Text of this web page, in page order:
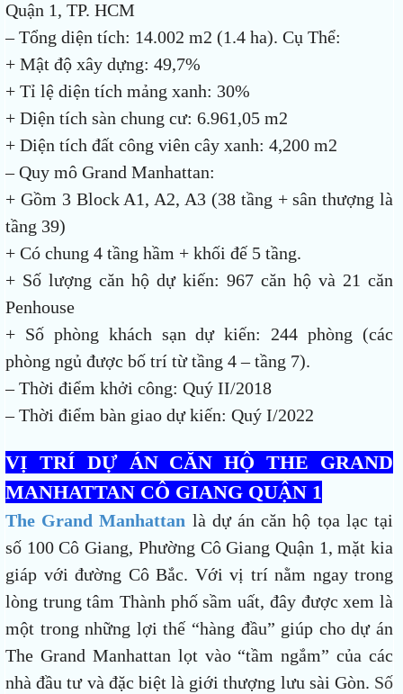
Quận 1, TP. HCM
– Tổng diện tích: 14.002 m2 (1.4 ha). Cụ Thể:
+ Mật độ xây dựng: 49,7%
+ Tỉ lệ diện tích mảng xanh: 30%
+ Diện tích sàn chung cư: 6.961,05 m2
+ Diện tích đất công viên cây xanh: 4,200 m2
– Quy mô Grand Manhattan:
+ Gồm 3 Block A1, A2, A3 (38 tầng + sân thượng là
tầng 39)
+ Có chung 4 tầng hầm + khối đế 5 tầng.
+ Số lượng căn hộ dự kiến: 967 căn hộ và 21 căn
Penhouse
+ Số phòng khách sạn dự kiến: 244 phòng (các
phòng ngủ được bố trí từ tầng 4 – tầng 7).
– Thời điểm khởi công: Quý II/2018
– Thời điểm bàn giao dự kiến: Quý I/2022
VỊ TRÍ DỰ ÁN CĂN HỘ THE GRAND
MANHATTAN CÔ GIANG QUẬN 1
The Grand Manhattan là dự án căn hộ tọa lạc tại
số 100 Cô Giang, Phường Cô Giang Quận 1, mặt kia
giáp với đường Cô Bắc. Với vị trí nằm ngay trong
lòng trung tâm Thành phố sầm uất, đây được xem là
một trong những lợi thế “hàng đầu” giúp cho dự án
The Grand Manhattan lọt vào “tầm ngắm” của các
nhà đầu tư và đặc biệt là giới thượng lưu sài Gòn. Số